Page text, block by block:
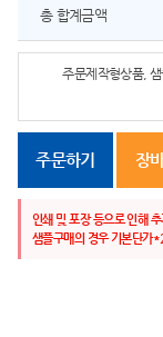
총 합계금액
주문제작형상품,
주문하기 장
인쇄 및 포장 등으로 인해
샘플구매의 경우 기본단가